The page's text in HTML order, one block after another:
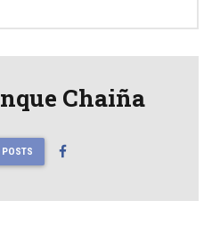
Chaiña